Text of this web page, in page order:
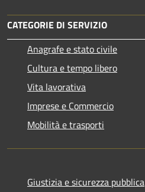
CATEGORIE DI SERVIZIO
Anagrafe e stato civile
Cultura e tempo libero
Vita lavorativa
Imprese e Commercio
Mobilità e trasporti
Giustizia e sicurezza pubblica